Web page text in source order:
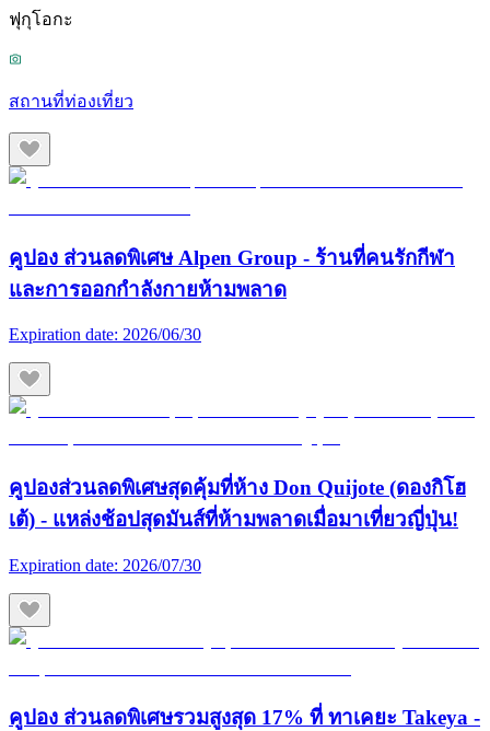
ฟุกุโอกะ
สถานที่ท่องเที่ยว
คูปอง ส่วนลดพิเศษ Alpen Group - ร้านที่คนรักกีฬา
และการออกกำลังกายห้ามพลาด
Expiration date: 2026/06/30
คูปองส่วนลดพิเศษสุดคุ้มที่ห้าง Don Quijote (ดองกิโฮ
เต้) - แหล่งช้อปสุดมันส์ที่ห้ามพลาดเมื่อมาเที่ยวญี่ปุ่น!
Expiration date: 2026/07/30
คูปอง ส่วนลดพิเศษรวมสูงสุด 17% ที่ ทาเคยะ Takeya -